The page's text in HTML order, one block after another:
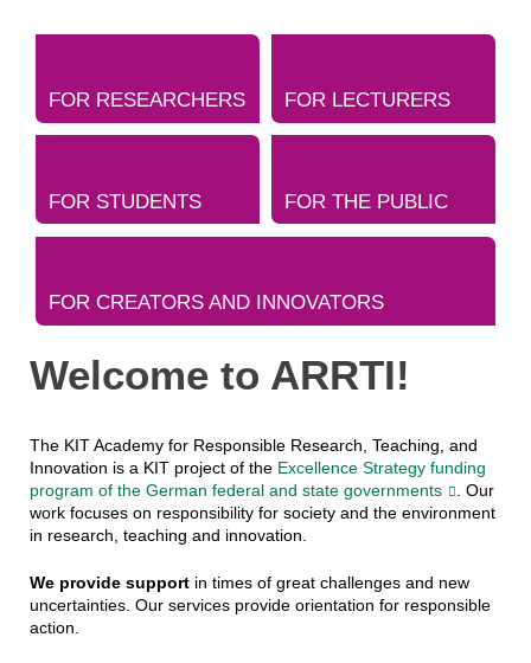
FOR RESEARCHERS FOR LECTURERS
FOR STUDENTS FOR THE PUBLIC
FOR CREATORS AND INNOVATORS
Welcome to ARRTI!
The KIT Academy for Responsible Research, Teaching, and
Innovation is a KIT project of the Excellence Strategy funding
program of the German federal and state governments
. Our
work focuses on responsibility for society and the environment
in research, teaching and innovation.
We provide supportin times of great challenges and new
uncertainties. Our services provide orientation for responsible
action.